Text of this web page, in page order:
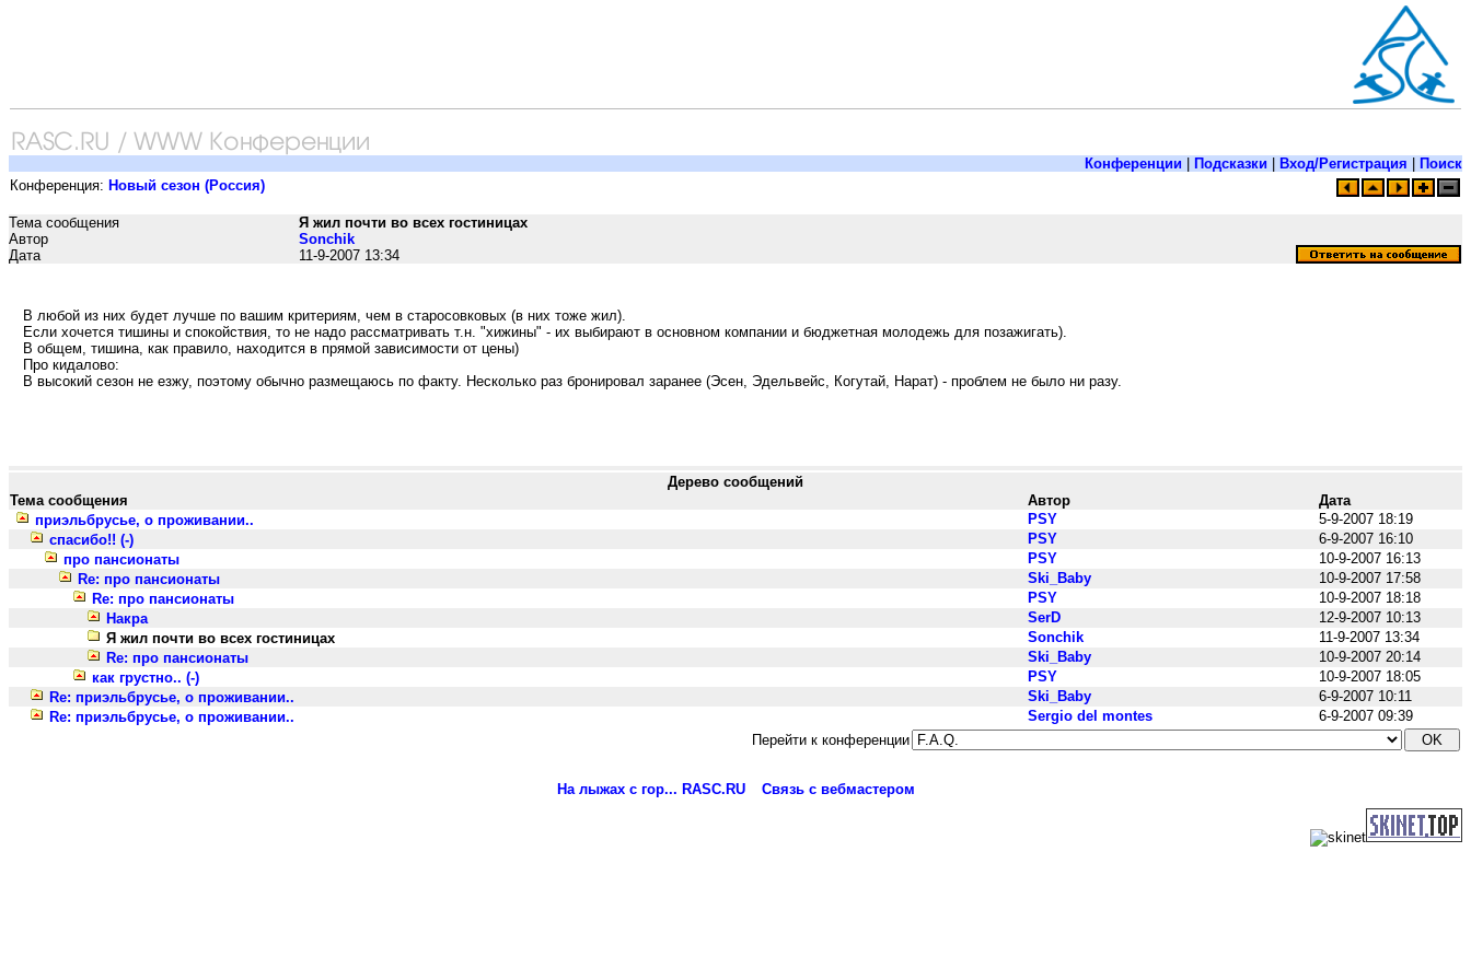
Конференции Подсказки Вход/Регистрация
Поиск
Конференция: Новый сезон (Россия)
Тема сообщения
Я жил почти во всех гостиницах
Автор
Sonchik
Дата
11-9-2007 13:34
В любой из них будет лучше по вашим критериям, чем в старосовковых (в них тоже жил).
Если хочется тишины и спокойствия, то не надо рассматривать т.н. "хижины" - их выбирают в основном компании и бюджетная молодежь для позажигать).
В общем, тишина, как правило, находится в прямой зависимости от цены)
Про кидалово:
В высокий сезон не езжу, поэтому обычно размещаюсь по факту. Несколько раз бронировал заранее (Эсен, Эдельвейс, Когутай, Нарат) - проблем не было ни разу.
Дерево сообщений
Тема сообщения
Автор
Дата
приэльбрусье, о проживании..
PSY
5-9-2007 18:19
спасибо!! (-)
PSY
6-9-2007 16:10
про пансионаты
PSY
10-9-2007 16:13
Re: про пансионаты
Ski_Baby
10-9-2007 17:58
Re: про пансионаты
PSY
10-9-2007 18:18
Накра
SerD
12-9-2007 10:13
Я жил почти во всех гостиницах
Sonchik
11-9-2007 13:34
Re: про пансионаты
Ski_Baby
10-9-2007 20:14
как грустно.. (-)
PSY
10-9-2007 18:05
Re: приэльбрусье, о проживании..
Ski_Baby
6-9-2007 10:11
Re: приэльбрусье, о проживании..
Sergio del montes
6-9-2007 09:39
Перейти к конференции
На лыжах с гор... RASC.RU Связь с вебмастером